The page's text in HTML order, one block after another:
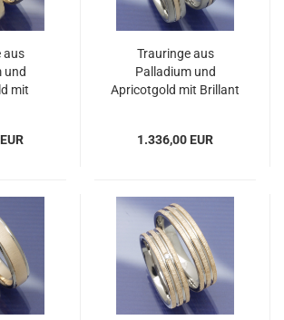
aus
und
mit
Trauringe aus
Palladium und
Apricotgold mit Brillant
1.336,00 EUR